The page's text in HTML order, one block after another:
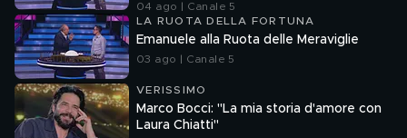
04 ago | Canale 5
LA RUOTA DELLA FORTUNA
Emanuele alla Ruota delle Meraviglie
03 ago | Canale 5
VERISSIMO
Marco Bocci: "La mia storia d'amore con
Laura Chiatti"